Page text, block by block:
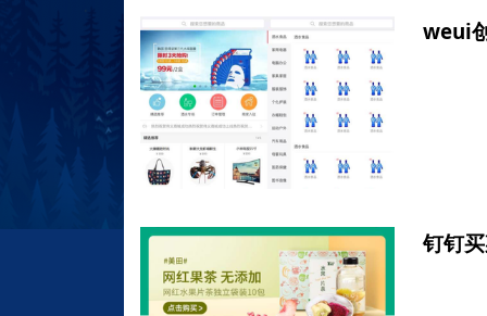
weui
钉钉